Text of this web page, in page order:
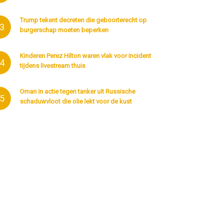
Trump tekent decreten die geboorterecht op
burgerschap moeten beperken
Kinderen Perez Hilton waren vlak voor incident
tijdens livestream thuis
Oman in actie tegen tanker uit Russische
schaduwvloot die olie lekt voor de kust